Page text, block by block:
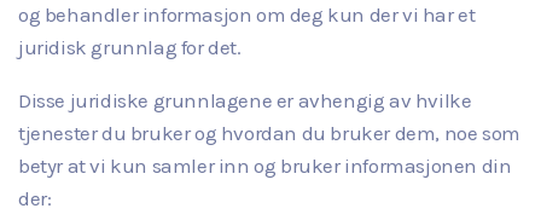
og behandler informasjon om deg kun der vi har et
juridisk grunnlag for det.
Disse juridiske grunnlagene er avhengig av hvilke
tjenester du bruker og hvordan du bruker dem, noe som
betyr at vi kun samler inn og bruker informasjonen din
der: